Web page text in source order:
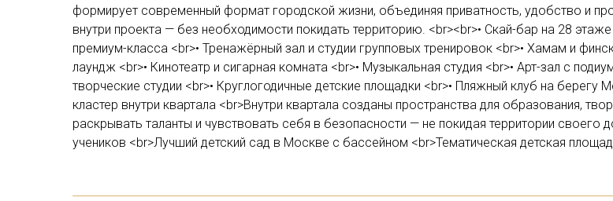
формирует современный формат городской жизни, объединяя приватность, удобство и
внутри проекта — без необходимости покидать территорию. <br><br>• Скай-бар на 28
премиум-класса <br>• Тренажёрный зал и студии групповых тренировок <br>• Хамам и
лаундж <br>• Кинотеатр и сигарная комната <br>• Музыкальная студия <br>• Арт-зал с
творческие студии <br>• Круглогодичные детские площадки <br>• Пляжный клуб на
кластер внутри квартала <br>Внутри квартала созданы пространства для образования,
раскрывать таланты и чувствовать себя в безопасности — не покидая территории
учеников <br>Лучший детский сад в Москве с бассейном <br>Тематическая детская